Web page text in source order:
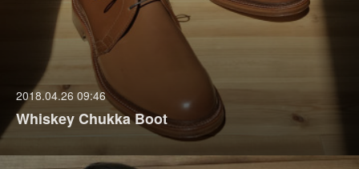
2018.04.26 09:46
Whiskey Chukka Boot